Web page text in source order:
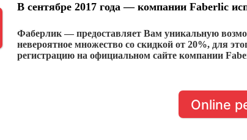
В сентябре 2017 года — компании Faberlic
Фаберлик — предоставляет Вам уникальную
невероятное множество со скидкой от 20%, для
регистрацию на официальном сайте компании
Online